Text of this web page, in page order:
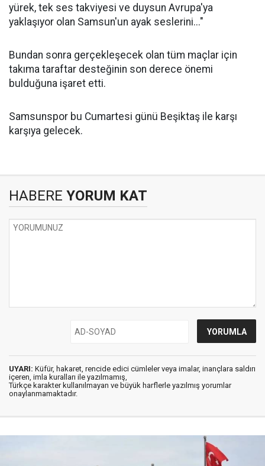
yürek, tek ses takviyesi ve duysun Avrupa'ya
yaklaşıyor olan Samsun'un ayak seslerini..."
Bundan sonra gerçekleşecek olan tüm maçlar için
takıma taraftar desteğinin son derece önemi
bulduğuna işaret etti.
Samsunspor bu Cumartesi günü Beşiktaş ile karşı
karşıya gelecek.
HABERE YORUM KAT
UYARI: Küfür, hakaret, rencide edici cümleler veya imalar, inançlara saldırı
içeren, imla kuralları ile yazılmamış,
Türkçe karakter kullanılmayan ve büyük harflerle yazılmış yorumlar
onaylanmamaktadır.